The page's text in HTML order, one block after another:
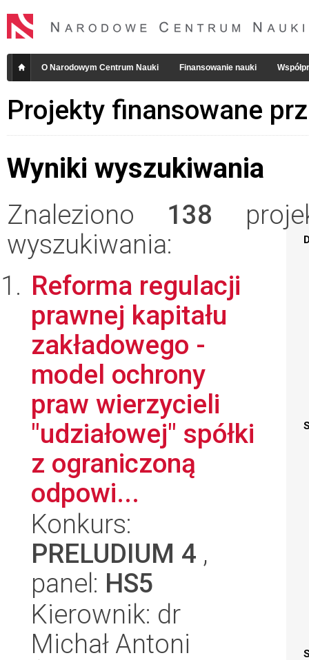
O Narodowym Centrum Nauki Finansowanie nauki
Projekty finansowane
Wyniki wyszukiwania
Znaleziono 138
wyszukiwania:
Reforma regulacji
prawnej kapitału
zakładowego -
model ochrony
praw wierzycieli
"udziałowej" spółki
z ograniczoną
odpowi...
Konkurs:
PRELUDIUM 4 ,
panel: HS5
Kierownik: dr
Michał Antoni